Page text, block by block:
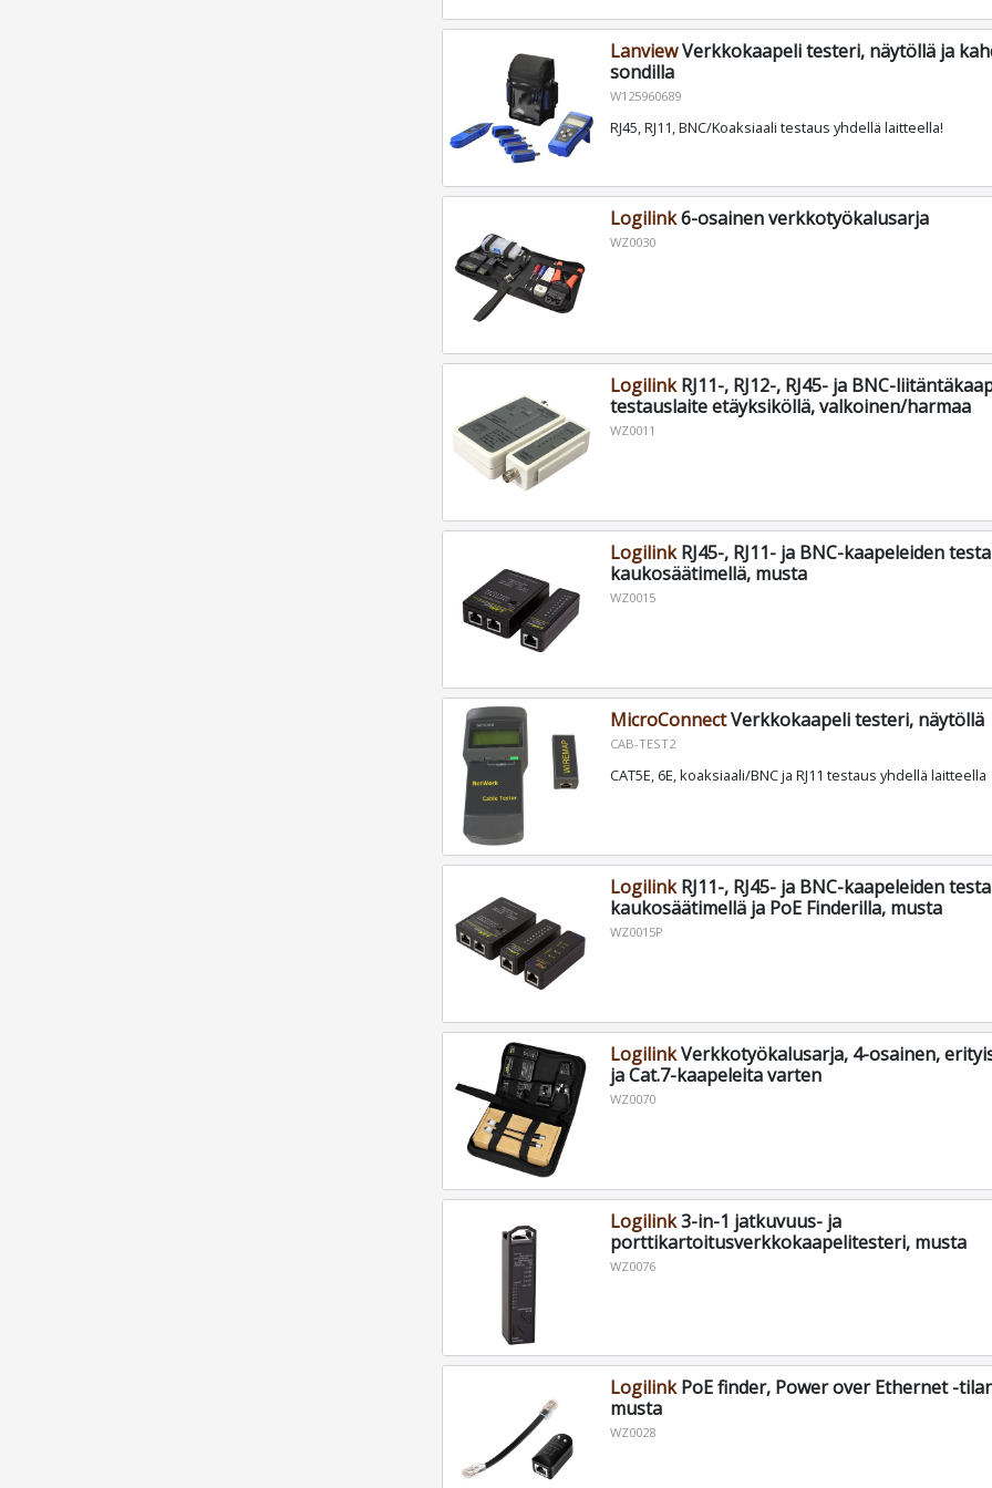
LanviewVerkkokaapeli testeri, näytöllä ja
sondilla
W125960689
RJ45, RJ11, BNC/Koaksiaali testaus yhdellä laitteella!
Logilink6-osainen verkkotyökalusarja
WZ0030
LogilinkRJ11-, RJ12-, RJ45- ja BNC-
testauslaite etäyksiköllä, valkoinen/harmaa
WZ0011
LogilinkRJ45-, RJ11- ja BNC-kaapeleiden
kaukosäätimellä, musta
WZ0015
MicroConnectVerkkokaapeli testeri, näytöllä
CAB-TEST2
CAT5E, 6E, koaksiaali/BNC ja RJ11 testaus yhdellä laitteella
LogilinkRJ11-, RJ45- ja BNC-kaapeleiden
kaukosäätimellä ja PoE Finderilla, musta
WZ0015P
LogilinkVerkkotyökalusarja, 4-osainen,
ja Cat.7-kaapeleita varten
WZ0070
Logilink3-in-1 jatkuvuus- ja
porttikartoitusverkkokaapelitesteri, musta
WZ0076
LogilinkPoE finder, Power over Ethernet -
musta
WZ0028